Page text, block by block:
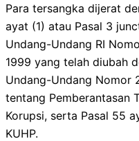
Para tersangka dijerat
ayat (1) atau Pasal 3
Undang-Undang RI
1999 yang telah diubah
Undang-Undang Nomor
tentang Pemberantasan
Korupsi, serta Pasal 55
KUHP.